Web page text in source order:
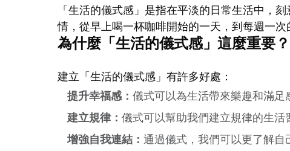
「生活的儀式感」是指在平淡的日常生活中，
情，從早上喝一杯咖啡開始的一天，到每週一
為什麼「生活的儀式感」這麼重要？
建立「生活的儀式感」有許多好處：
提升幸福感： 儀式可以為生活帶來樂趣和滿足
建立規律： 儀式可以幫助我們建立規律的生活
增強自我連結： 通過儀式，我們可以更了解自